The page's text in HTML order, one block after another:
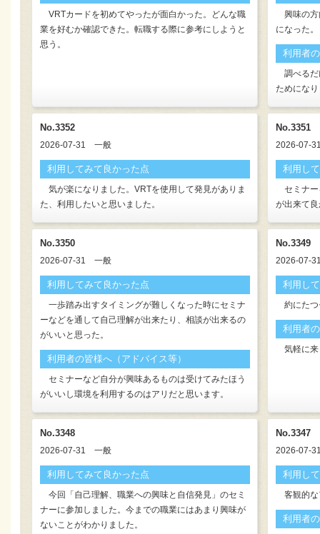
VRTカードを初めてやったが面白かった。どんな職
業を好むか確認できた。転職する際に参考にしようと
思う。
興味の方
になった。
利用者
調べるだ
ためにな
No.3352
2026-07-31 一般
利用してみて良かった点
気が楽になりました。VRTを使用して発見がありま
た、利用したいと思いました。
No.3351
2026-07-
利用し
セミナー
が出来て
No.3350
2026-07-31 一般
利用してみて良かった点
一歩踏み出すタイミングが難しくなった時にセミナ
ーなどを通して自己理解が出来たり、相談が出来るの
がいいと思った。
利用者の皆様へ（アドバイス等）
セミナーなど自分が興味あるものは受けてみたほう
がいいし環境を利用するのはアリだと思います。
No.3349
2026-07-
利用し
約にたつ
利用者
気軽に来
No.3348
2026-07-31 一般
利用してみて良かった点
今回「自己理解、職業への興味と自信発見」のセミ
ナーに参加しました。今までの職業にはあまり興味が
ないことがわかりました。
No.3347
2026-07-
利用し
客観的な
利用者